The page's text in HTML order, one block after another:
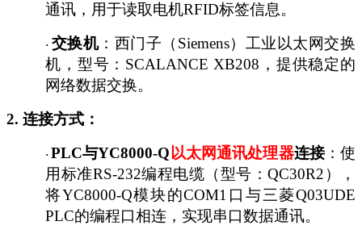
通讯，用于读取电机RFID标签信息。
· 交换机：西门子（ Siemens）工业以太网交换
机，型号：SCALANCE XB208，提供稳定的
网络数据交换。
2. 连接方式：
·PLC与YC8000-Q 以太网通讯处理器连接：使
用标准RS-232编程电缆（型号：QC30R2），
将YC8000-Q模块的COM1口与三菱Q03UDE
PLC的编程口相连，实现串口数据通讯。